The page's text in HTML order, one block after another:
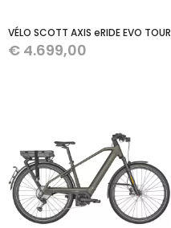
VÉLO SCOTT AXIS eRIDE EVO TOUR
€ 4.699,00